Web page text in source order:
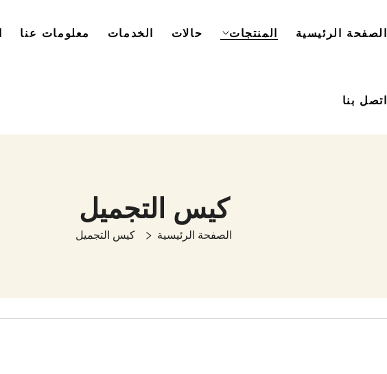
الصفحة الرئيسية المنتجات حالات الخدمات معلومات عنا
اتصل بنا
كيس التجميل
الصفحة الرئيسية كيس التجميل